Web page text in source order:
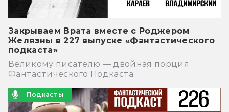
Закрываем Врата вместе с Роджером
Желязны в 227 выпуске «Фантастического
подкаста»
Великому писателю — двойная порция
Фантастического Подкаста
Подкасты